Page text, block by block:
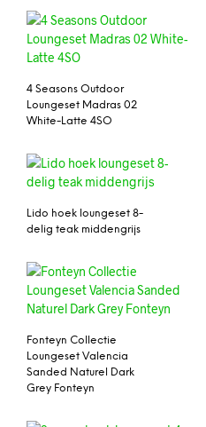
4 Seasons Outdoor
Loungeset Madras 02
White-Latte 4SO
Lido hoek loungeset 8-
delig teak middengrijs
Fonteyn Collectie
Loungeset Valencia
Sanded Naturel Dark
Grey Fonteyn